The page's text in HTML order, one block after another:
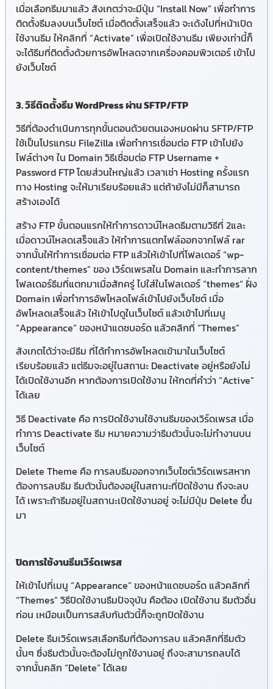
เมื่อเลือกธีมมาแล้ว สังเกตว่าจะมีปุ่ม “Install Now” เพื่อทำการ
ติดตั้งธีมลงบนเว็บไซต์ เมื่อติดตั้งเสร็จแล้ว จะเด้งไปที่หน้าเปิด
ใช้งานธีม ให้คลิกที่ “Activate” เพื่อเปิดใช้งานธีม เพียงเท่านี้ก็
จะได้ธีมที่ติดตั้งด้วยการอัพโหลดจากเครื่องคอมพิวเตอร์ เข้าไป
ยังเว็บไซต์
3. วิธีติดตั้งธีม WordPress ผ่าน SFTP/FTP
วิธีที่ต้องดำเนินการทุกขั้นตอนด้วยตนเองหมดผ่าน SFTP/FTP
ใช้เป็นโปรแกรม FileZilla เพื่อทำการเชื่อมต่อ FTP เข้าไปยัง
ไฟล์ต่างๆ ใน Domain วิธีเชื่อมต่อ FTP Username +
Password FTP โดยส่วนใหญ่แล้ว เวลาเช่า Hosting ครั้งแรก
ทาง Hosting จะให้มาเรียบร้อยแล้ว แต่ถ้ายังไม่มีก็สามารถ
สร้างเองได้
สร้าง FTP ขั้นตอนแรกให้ทำการดาวน์โหลดธีมตามวิธีที่ 2และ
เมื่อดาวน์โหลดเสร็จแล้ว ให้ทำการแตกไฟล์ออกจากไฟล์ rar
จากนั้นให้ทำการเชื่อมต่อ FTP แล้วให้เข้าไปที่โฟลเดอร์ “wp-
content/themes” ของ เวิร์ดเพรสใน Domain และทำการลาก
โฟลเดอร์ธีมที่แตกมาเมื่อสักครู่ ไปใส่ในโฟลเดอร์ “themes“ ฝั่ง
Domain เพื่อทำการอัพโหลดไฟล์เข้าไปยังเว็บไซต์ เมื่อ
อัพโหลดเสร็จแล้ว ให้เข้าไปดูในเว็บไซต์ แล้วเข้าไปที่เมนู
“Appearance” ของหน้าแดชบอร์ด แล้วคลิกที่ “Themes”
สังเกตได้ว่าจะมีธีม ที่ได้ทำการอัพโหลดเข้ามาในเว็บไซต์
เรียบร้อยแล้ว แต่ธีมจะอยู่ในสถานะ Deactivate อยู่หรือยังไม่
ได้เปิดใช้งานอีก หากต้องการเปิดใช้งาน ให้กดที่คำว่า “Active”
ได้เลย
วิธี Deactivate คือ การปิดใช้งานใช้งานธีมของเวิร์ดเพรส เมื่อ
ทำการ Deactivate ธีม หมายความว่าธีมตัวนั้นจะไม่ทำงานบน
เว็บไซต์
Delete Theme คือ การลบธีมออกจากเว็บไซต์เวิร์ดเพรสหาก
ต้องการลบธีม ธีมตัวนั้นต้องอยู่ในสถานะที่ปิดใช้งาน ถึงจะลบ
ได้ เพราะถ้าธีมอยู่ในสถานะเปิดใช้งานอยู่ จะไม่มีปุ่ม Delete ขึ้น
มา
ปิดการใช้งานธีมเวิร์ดเพรส
ให้เข้าไปที่เมนู “Appearance” ของหน้าแดชบอร์ด แล้วคลิกที่
“Themes” วิธีปิดใช้งานธีมปัจจุบัน คือต้อง เปิดใช้งาน ธีมตัวอื่น
ก่อน เหมือนเป็นการสลับกันตัวนี้ก็จะถูกปิดใช้งาน
Delete ธีมเวิร์ดเพรสเลือกธีมที่ต้องการลบ แล้วคลิกที่ธีมตัว
นั้นๆ ซึ่งธีมตัวนั้นจะต้องไม่ถูกใช้งานอยู่ ถึงจะสามารถลบได้
จากนั้นคลิก “Delete” ได้เลย